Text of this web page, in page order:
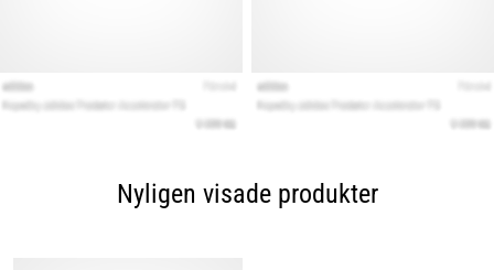
Nyligen visade produkter